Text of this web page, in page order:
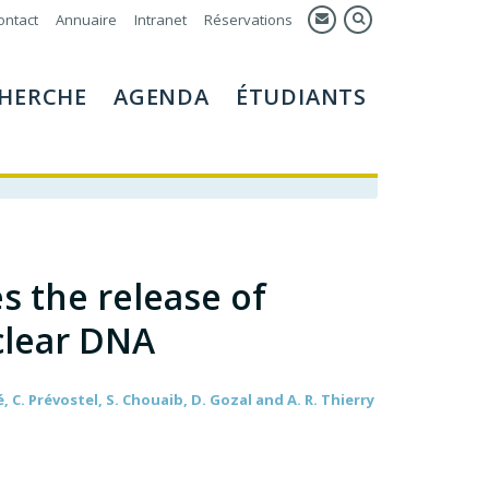
Annuaire Intranet Réservations
AGENDA ÉTUDIANTS
the release of
DNA
Prévostel, S. Chouaib, D. Gozal and A. R. Thierry